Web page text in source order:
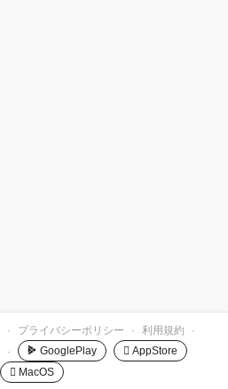
· プライバシーポリシー · 利用規約
·
· GooglePlay
 AppStore
 MacOS